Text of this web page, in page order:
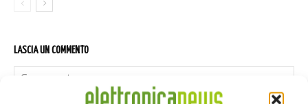
LASCIA UN COMMENTO